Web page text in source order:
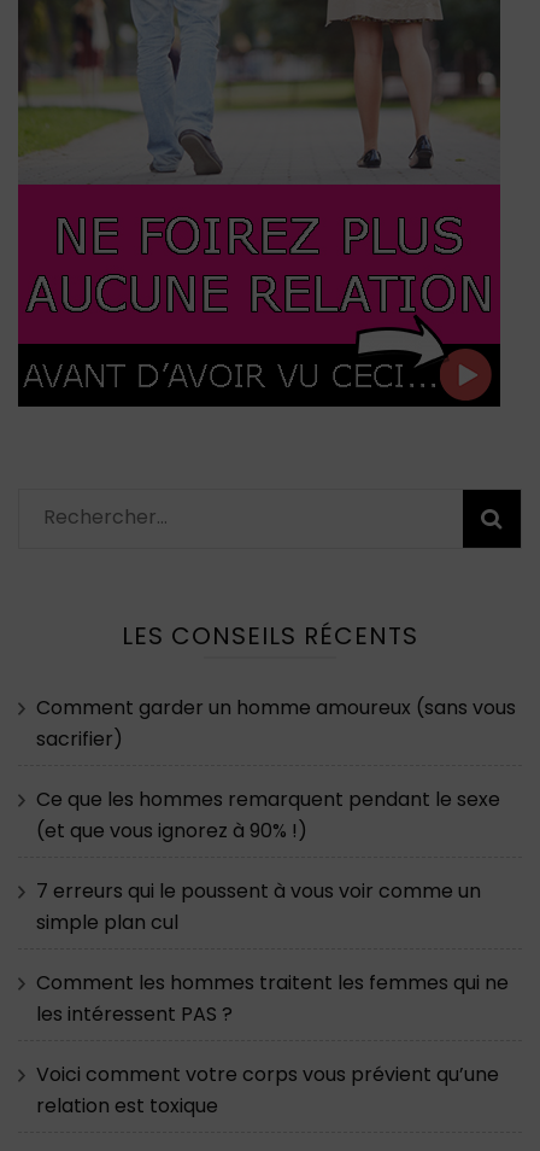
Rechercher :
LES CONSEILS RÉCENTS
Comment garder un homme amoureux (sans vous
sacrifier)
Ce que les hommes remarquent pendant le sexe
(et que vous ignorez à 90% !)
7 erreurs qui le poussent à vous voir comme un
simple plan cul
Comment les hommes traitent les femmes qui ne
les intéressent PAS ?
Voici comment votre corps vous prévient qu’une
relation est toxique